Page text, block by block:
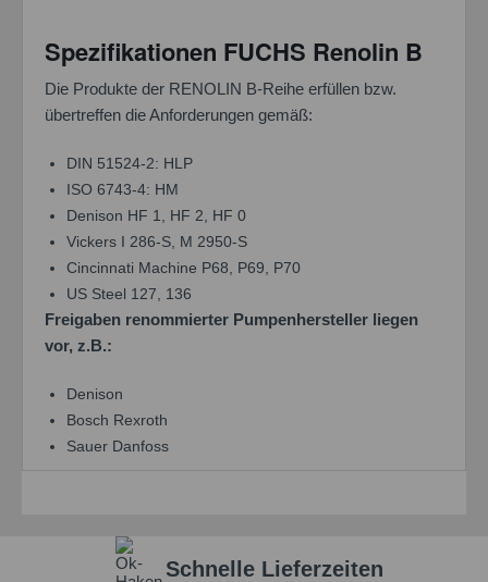
Spezifikationen FUCHS Renolin B
Die Produkte der RENOLIN B-Reihe erfüllen bzw.
übertreffen die Anforderungen gemäß:
DIN 51524-2: HLP
ISO 6743-4: HM
Denison HF 1, HF 2, HF 0
Vickers I 286-S, M 2950-S
Cincinnati Machine P68, P69, P70
US Steel 127, 136
Freigaben renommierter Pumpenhersteller liegen
vor, z.B.:
Denison
Bosch Rexroth
Sauer Danfoss
Schnelle Lieferzeiten